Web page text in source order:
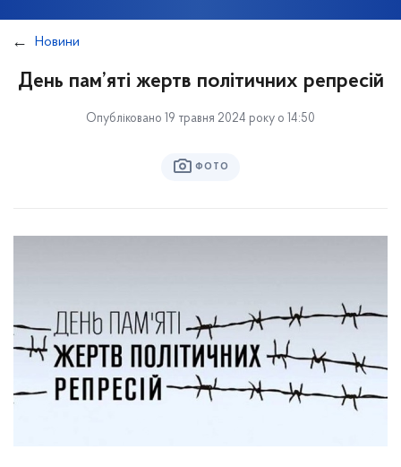
Новини
День пам’яті жертв політичних репресій
Опубліковано 19 травня 2024 року о 14:50
ФОТО